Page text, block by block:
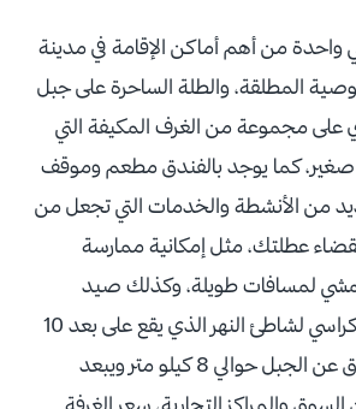
واحدة من أهم أماكن الإقامة في مدينة
المطلقة، والطلة الساحرة على جبل
على مجموعة من الغرف المكيفة التي
كما يوجد بالفندق مطعم وموقف
من الأنشطة والخدمات التي تجعل من
عطلتك، مثل إمكانية ممارسة
لمسافات طويلة، وكذلك صيد
الأسماك كما يوجد كراسي لشاطئ النهر الذي يقع على بعد 10
متر بينما يبعد الفندق عن الجبل حوالي 8 كيلو متر ويبعد
عن السوق والمراكز التجارية، سعر الغرفة